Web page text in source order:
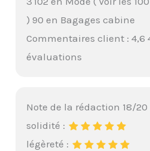
) 90 en Bagages cabine
Commentaires client : 4,6
évaluations
Note de la rédaction 18/20
solidité :
légèreté :